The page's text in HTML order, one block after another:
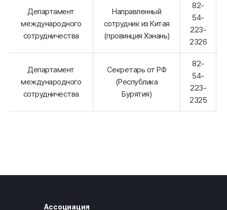
Департамент
международного
сотрудничества
Направленный
сотрудник из Китая
(провинция Хэнань)
82-
54-
223-
2326
Департамент
международного
сотрудничества
Секретарь от РФ
(Республика
Бурятия)
82-
54-
223-
2325
Ассоциация